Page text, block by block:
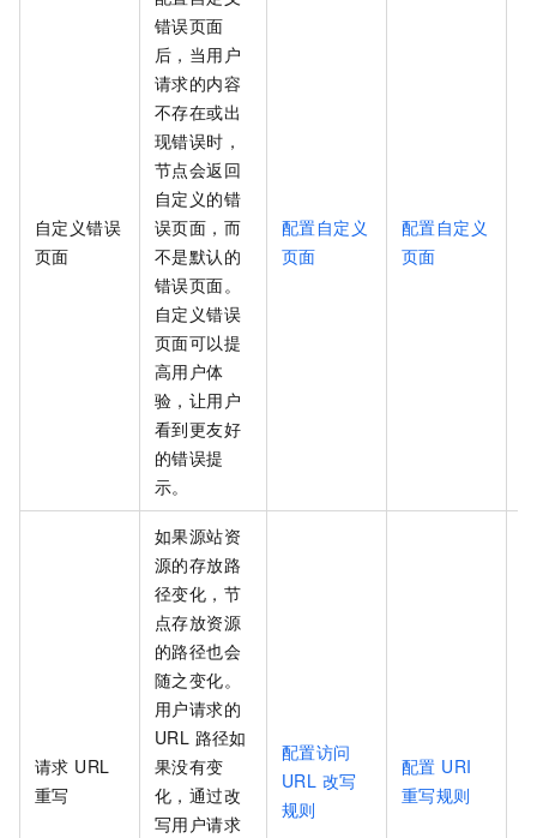
自定义错误
页面
错误页面
后，当用户
请求的内容
不存在或出
现错误时，
节点会返回
自定义的错
误页面，而
不是默认的
错误页面。
自定义错误
页面可以提
高用户体
验，让用户
看到更友好
的错误提
示。
配置自定义
页面
配置自定义
页面
请求 URL
重写
如果源站资
源的存放路
径变化，节
点存放资源
的路径也会
随之变化。
用户请求的
URL 路径如
果没有变
化，通过改
写用户请求
配置访问
URL 改写
规则
配置 URI
重写规则